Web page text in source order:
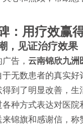
：用疗效赢
，见证治疗效果
广告，云南锦欣九洲
无数患者的真实好
到了明显改善，生
种方式表达对医院
锦旗和感谢信，称